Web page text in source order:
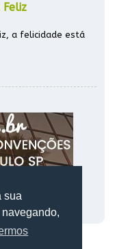
sua
a felicidade está